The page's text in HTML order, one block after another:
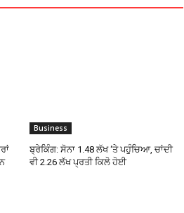
Business
ਬ੍ਰੇਕਿੰਗ: ਸੋਨਾ ₹1.48 ਲੱਖ ‘ਤੇ ਪਹੁੰਚਿਆ, ਚਾਂਦੀ
ਵੀ ₹2.26 ਲੱਖ ਪ੍ਰਤੀ ਕਿਲੋ ਹੋਈ